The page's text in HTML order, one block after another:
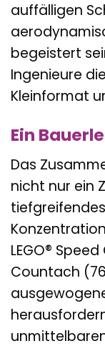
auffälligen
begeistert
Ingenieure
Kleinformat
Ein
Das
nicht nur ein
LEGO®
Countach